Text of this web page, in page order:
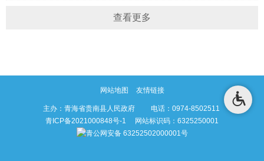
调整县财政局职责机构编制的通知
查看更多
网站地图 友情链接
主办：青海省贵南县人民政府 电话：0974-8502511
青ICP备2021000848号-1 网站标识码：6325250001
青公网安备 63252502000001号